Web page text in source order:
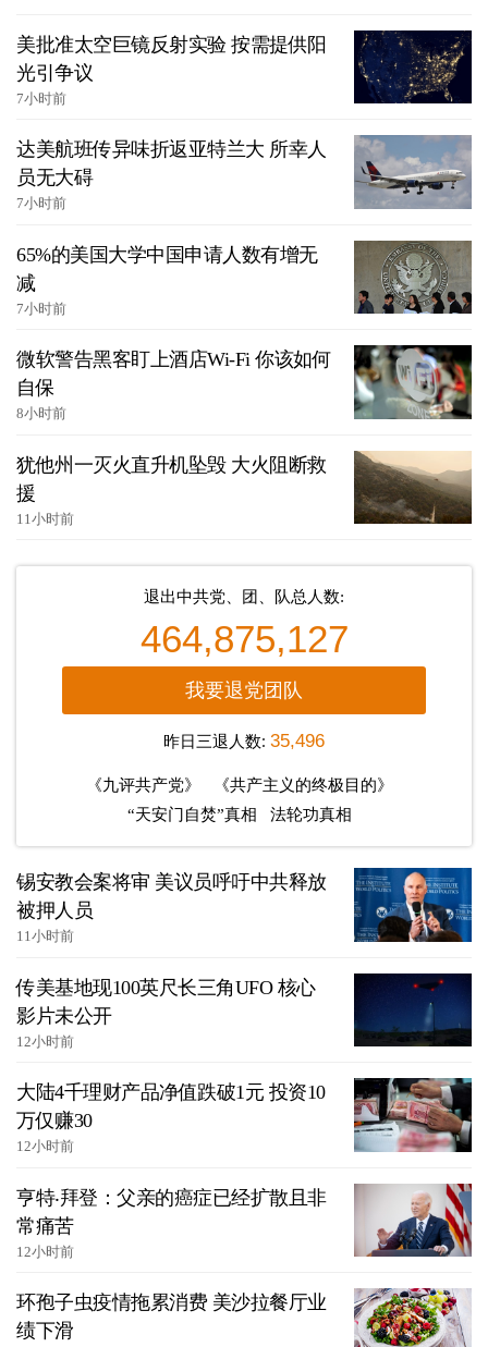
美批准太空巨镜反射实验 按需提供阳
光引争议
7小时前
达美航班传异味折返亚特兰大 所幸人
员无大碍
7小时前
65%的美国大学中国申请人数有增无
减
7小时前
微软警告黑客盯上酒店Wi-Fi 你该如何
自保
8小时前
犹他州一灭火直升机坠毁 大火阻断救
援
11小时前
退出中共党、团、队总人数:
464,875,127
我要退党团队
昨日三退人数: 35,496
《九评共产党》
《共产主义的终极目的》
“天安门自焚”真相
法轮功真相
锡安教会案将审 美议员呼吁中共释放
被押人员
11小时前
传美基地现100英尺长三角UFO 核心
影片未公开
12小时前
大陆4千理财产品净值跌破1元 投资10
万仅赚30
12小时前
亨特‧拜登：父亲的癌症已经扩散且非
常痛苦
12小时前
环孢子虫疫情拖累消费 美沙拉餐厅业
绩下滑